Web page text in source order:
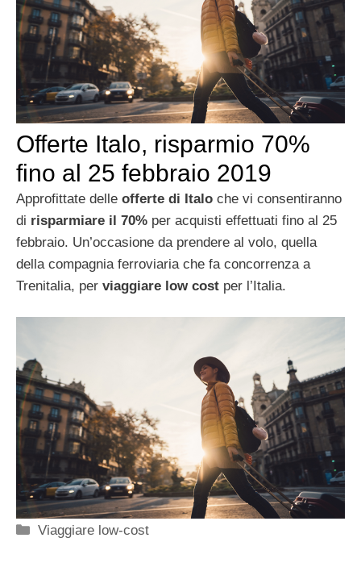
Offerte Italo, risparmio 70%
fino al 25 febbraio 2019
Approfittate delle offerte di Italo che vi consentiranno
di risparmiare il 70% per acquisti effettuati fino al 25
febbraio. Un’occasione da prendere al volo, quella
della compagnia ferroviaria che fa concorrenza a
Trenitalia, per viaggiare low cost per l’Italia.
Categorie
Viaggiare low-cost